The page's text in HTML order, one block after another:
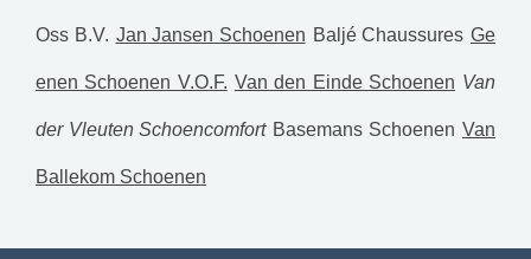
Oss B.V. Jan Jansen Schoenen Baljé Chaussures Ge
enen Schoenen V.O.F. Van den Einde Schoenen Van
der Vleuten Schoencomfort Basemans Schoenen Van
Ballekom Schoenen